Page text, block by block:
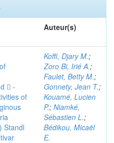
Auteur(s)
 -
of
Standl
Koffi, Djary M.;
Zoro Bi, Irié A.;
Faulet, Betty M.;
Gonnety, Jean T.;
Kouamé, Lucien
P.; Niamké,
Sébastien L.;
Bédikou, Micaël
E.